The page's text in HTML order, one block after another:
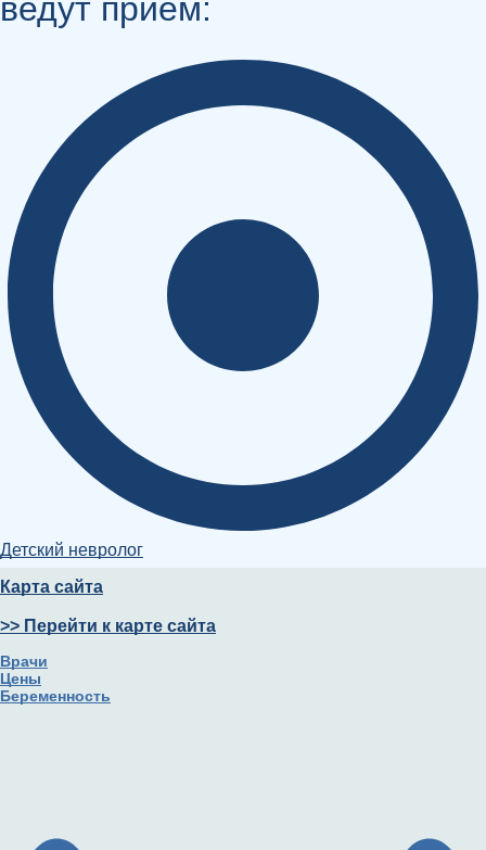
ведут прием:
Детский невролог
Карта сайта
>> Перейти к карте сайта
Врачи
Цены
Беременность